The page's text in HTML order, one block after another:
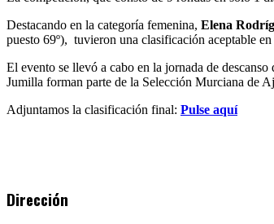
Destacando en la categoría femenina, Elena
puesto 69º), tuvieron una clasificación aceptable
El evento se llevó a cabo en la jornada de
Jumilla forman parte de la Selección Murciana de
Adjuntamos la clasificación final: Pulse aquí
Dirección